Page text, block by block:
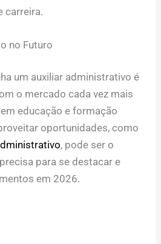
carreira.
no Futuro
um auxiliar administrativo é
o mercado cada vez mais
educação e formação
oportunidades, como
, pode ser o
para se destacar e
em 2026.